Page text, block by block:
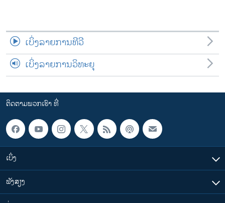
ເບິ່ງລາຍການທີວີ
ເບິ່ງລາຍການວິທະຍຸ
ຕິດຕາມພວກເຮົາ ທີ່
ເບິ່ງ
ຟັງສຽງ